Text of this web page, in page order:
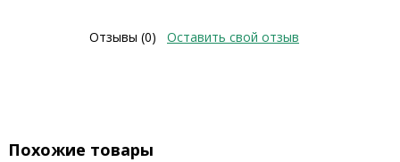
Отзывы (0) Оставить свой отзыв
Похожие товары